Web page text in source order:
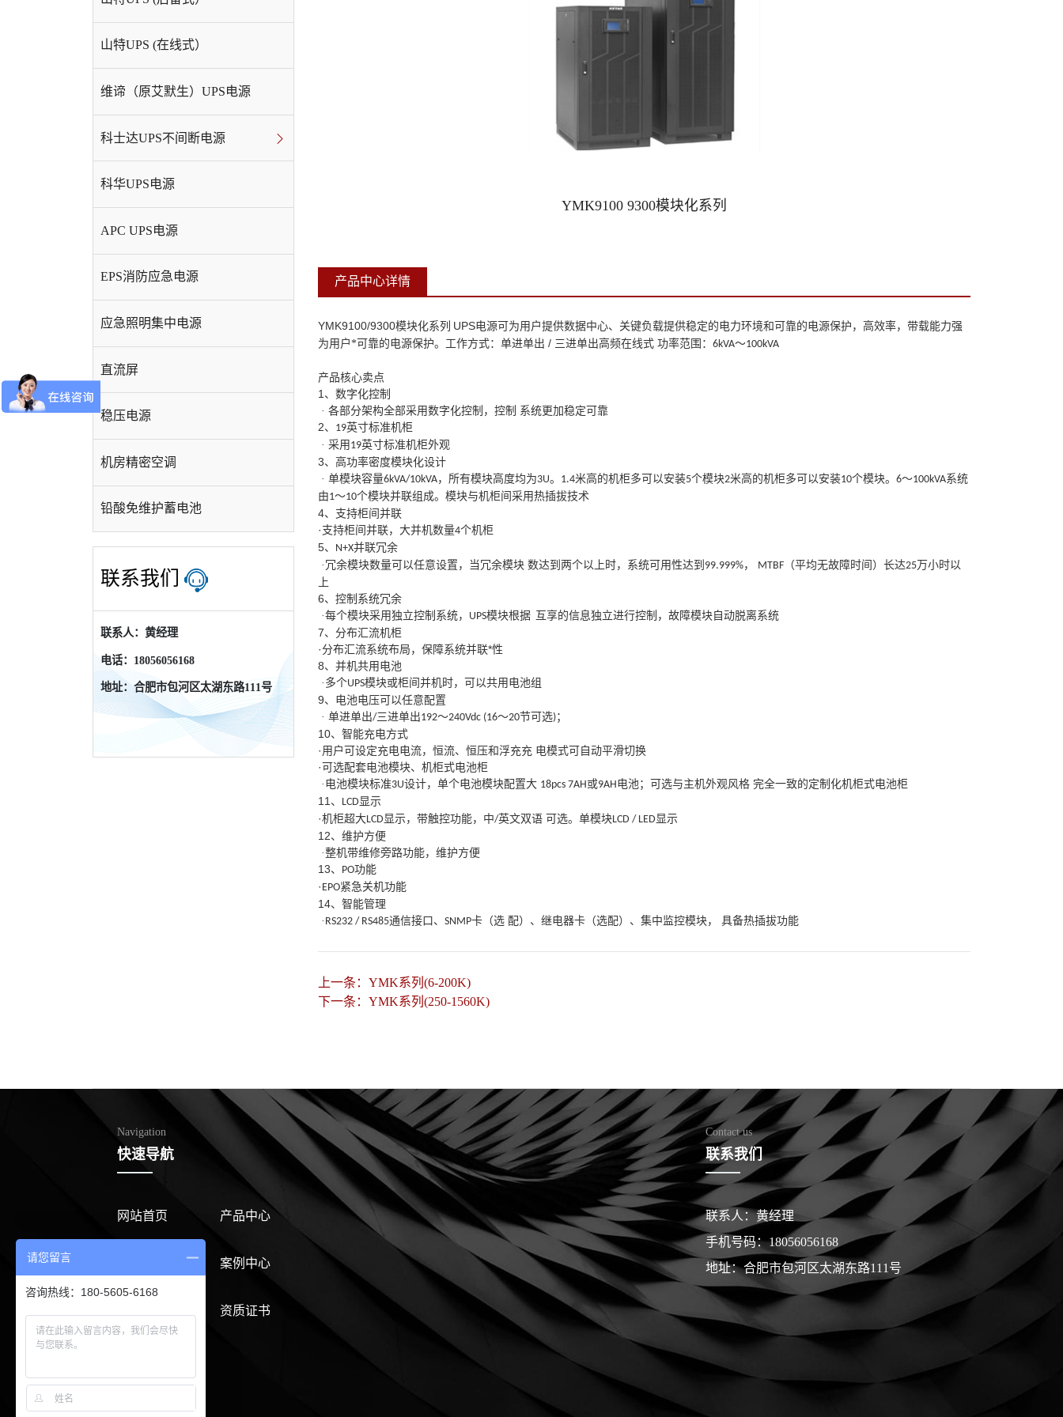
山特UPS (在线式）
维谛（原艾默生）UPS电源
科士达UPS不间断电源
科华UPS电源
APC UPS电源
EPS消防应急电源
应急照明集中电源
直流屏
稳压电源
机房精密空调
铅酸免维护蓄电池
联系我们
联系人：黄经理
电话：18056056168
地址：合肥市包河区太湖东路111号
YMK9100 9300模块化系列
产品中心详情
YMK9100/9300模块化系列 UPS电源 可为用户提供数据中心、关键负载提供稳定的电力环境和可靠的电源保护，高效率，带载能力强
为用户*可靠的电源保护。工作方式：单进单出 / 三进单出高频在线式 功率范围： 6kVA～100kVA
产品核心卖点
1 、数字化控制
· 各部分架构全部采用数字化控制，控制 系统更加稳定可靠
2、 19英寸标准机柜
· 采用 19英寸标准机柜外观
3、高功率密度模块化设计
· 单模块容量6kVA/10kVA，所有模块高度均为3U。 1.4米高的机柜多可以安装5个模块2米高的机柜多可以安装10个模块。 6～100kVA系统
由1～10个模块并联组成。模块与机柜间采用热插拔技术
4、支持柜间并联
·支持柜间并联，大并机数量4个机柜
5、 N+X并联冗余
·冗余模块数量可以任意设置，当冗余模块 数达到两个以上时，系统可用性达到 99.999%， MTBF （平均无故障时间）长达25万小时以
上
6、控制系统冗余
·每个模块采用独立控制系统， UPS模块根据 互享的信息独立进行控制，故障模块自动脱离系统
7、分布汇流机柜
·分布汇流系统布局，保障系统并联*性
8、并机共用电池
·多个UPS模块或柜间并机时，可以共用电池组
9、电池电压可以任意配置
· 单进单出/三进单出192～240Vdc (16～20节可选)；
10、智能充电方式
·用户可设定充电电流，恒流、恒压和浮充充 电模式可自动平滑切换
·可选配套电池模块、机柜式电池柜
·电池模块标准3U设计，单个电池模块配置大 18pcs 7AH或9AH电池；可选与主机外观风格 完全一致的定制化机柜式电池柜
11 、 LCD显示
·机柜超大LCD显示，带触控功能，中/英文双语 可选。单模块LCD / LED显示
12、维护方便
·整机带维修旁路功能，维护方便
13、 PO功能
· EPO紧急关机功能
14、智能管理
· RS232 / RS485通信接口、 SNMP卡（选 配）、继电器卡（选配）、集中监控模块， 具备热插拔功能
上一条： YMK系列(6-200K)
下一条： YMK系列(250-1560K)
Navigation
快速导航
网站首页 产品中心
案例中心
资质证书
Contact us
联系我们
联系人：黄经理
手机号码：18056056168
地址：合肥市包河区太湖东路111号
请您留言
咨询热线：180-5605-6168